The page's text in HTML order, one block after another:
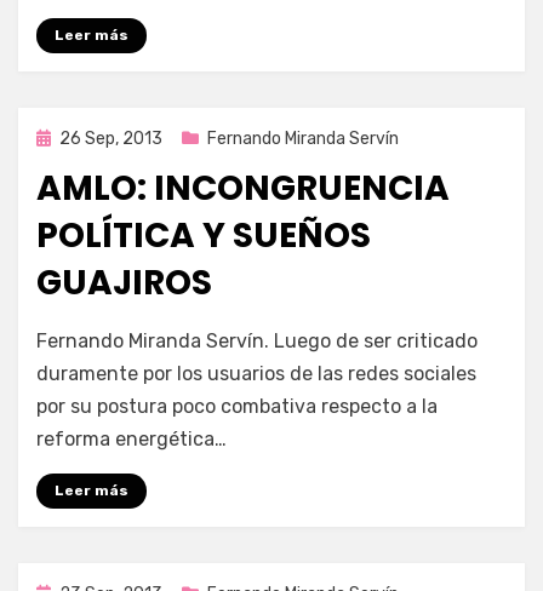
Leer más
Publicada
26 Sep, 2013 Fernando Miranda Servín
AMLO: INCONGRUENCIA
POLÍTICA Y SUEÑOS
GUAJIROS
Enrique
Fernando Miranda Servín. Luego de ser criticado
duramente por los usuarios de las redes sociales
por su postura poco combativa respecto a la
reforma energética…
Leer más